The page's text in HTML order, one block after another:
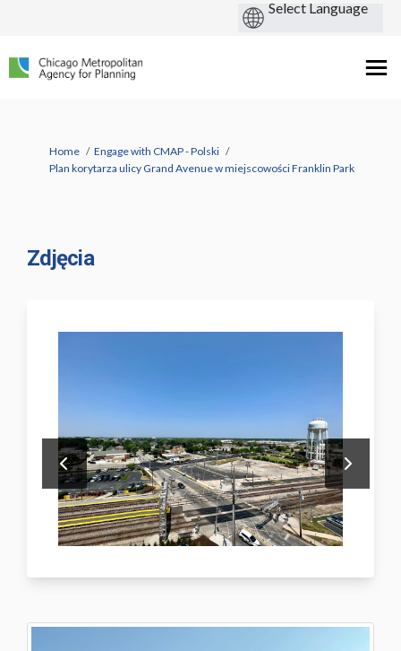
You are here:
Home
Engage with CMAP - Polski
Plan korytarza ulicy Grand Avenue w miejscowości Franklin Park
Zdjęcia